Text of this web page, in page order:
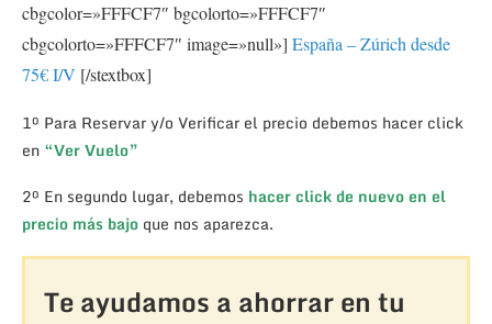
cbgcolor=»FFFCF7″ bgcolorto=»FFFCF7″
cbgcolorto=»FFFCF7″ image=»null»] España – Zúrich desde
75€ I/V [/stextbox]
1º Para Reservar y/o Verificar el precio debemos hacer click
en “Ver Vuelo”
2º En segundo lugar, debemos hacer click de nuevo en el
precio más bajo que nos aparezca.
Te ayudamos a ahorrar en tu